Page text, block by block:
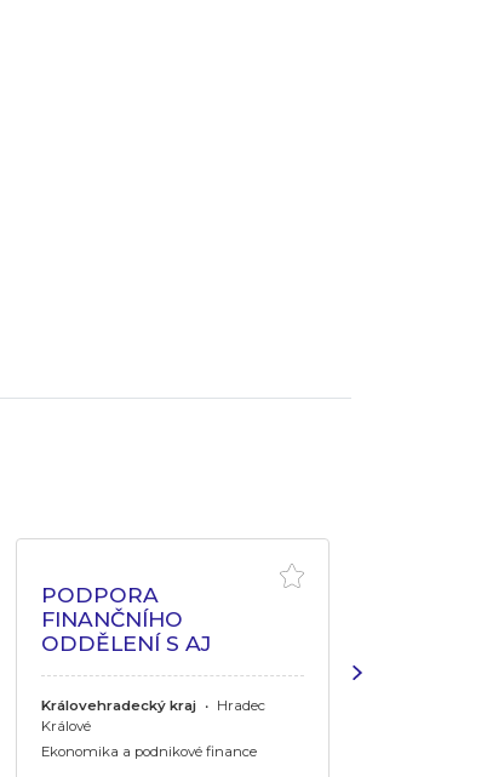
PODPORA
FINANČNÍHO
ODDĚLENÍ S AJ
Královehradecký kraj • Hradec
Králové
Ekonomika a podnikové finance